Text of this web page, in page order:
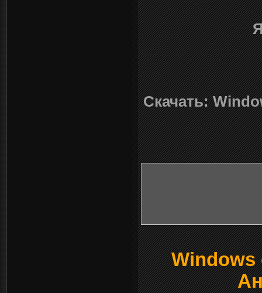
Скачать:
Windows